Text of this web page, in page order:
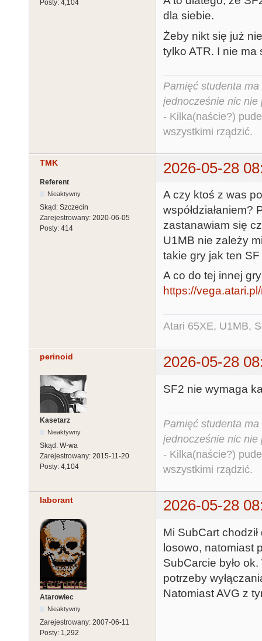
Posty: 4,104
dla siebie.
Żeby nikt się już
tylko ATR. I nie ma
Pamięć studenta
jednocześnie nic nie
- Kilka(naście?)
wszystkimi rządzić.
TMK 2026-05-28
Referent
Nieaktywny
Skąd: Szczecin
Zarejestrowany: 2020-06-05
Posty: 414
A czy ktoś z was
współdziałaniem?
zastanawiam się
U1MB nie zależy
takie gry jak ten
A co do tej innej
https://
Atari 65XE, U1MB,
perinoid 2026-05-28
Kasetarz
Nieaktywny
Skąd: W-wa
Zarejestrowany: 2015-11-20
Posty: 4,104
SF2 nie wymaga
Pamięć studenta
jednocześnie nic nie
- Kilka(naście?)
wszystkimi rządzić.
laborant 2026-05-28
Atarowiec
Nieaktywny
Zarejestrowany: 2007-06-11
Posty: 1,292
Mi SubCart
losowo, natomiast
SubCarcie było
potrzeby
Natomiast AVG z